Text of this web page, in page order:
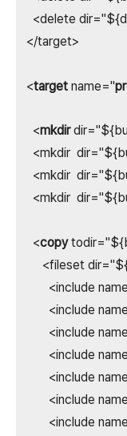
<delete
</target>
<target name="
<mkdir
<mkdir
<mkdir
<mkdir
<copy
<fileset
<include
<include
<include
<include
<include
<include
<include